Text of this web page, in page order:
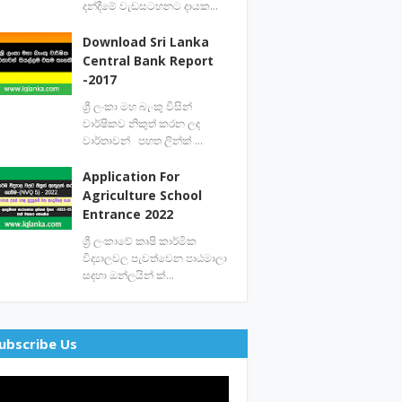
දන්දීමේ වැඩසටහනට දායක…
Download Sri Lanka
Central Bank Report
-2017
ශ්‍රී ලංකා මහ බැංකු විසින්
වාර්ෂිකව නිකුත් කරන ලද
වාර්තාවන් පහත ලින්ක් …
Application For
Agriculture School
Entrance 2022
ශ්‍රී ලංකාවේ කෘෂි කාර්මික
විද්‍යාලවල පැවත්වෙන පාඨමාලා
සදහා ඔන්ලයින් ක්…
Us